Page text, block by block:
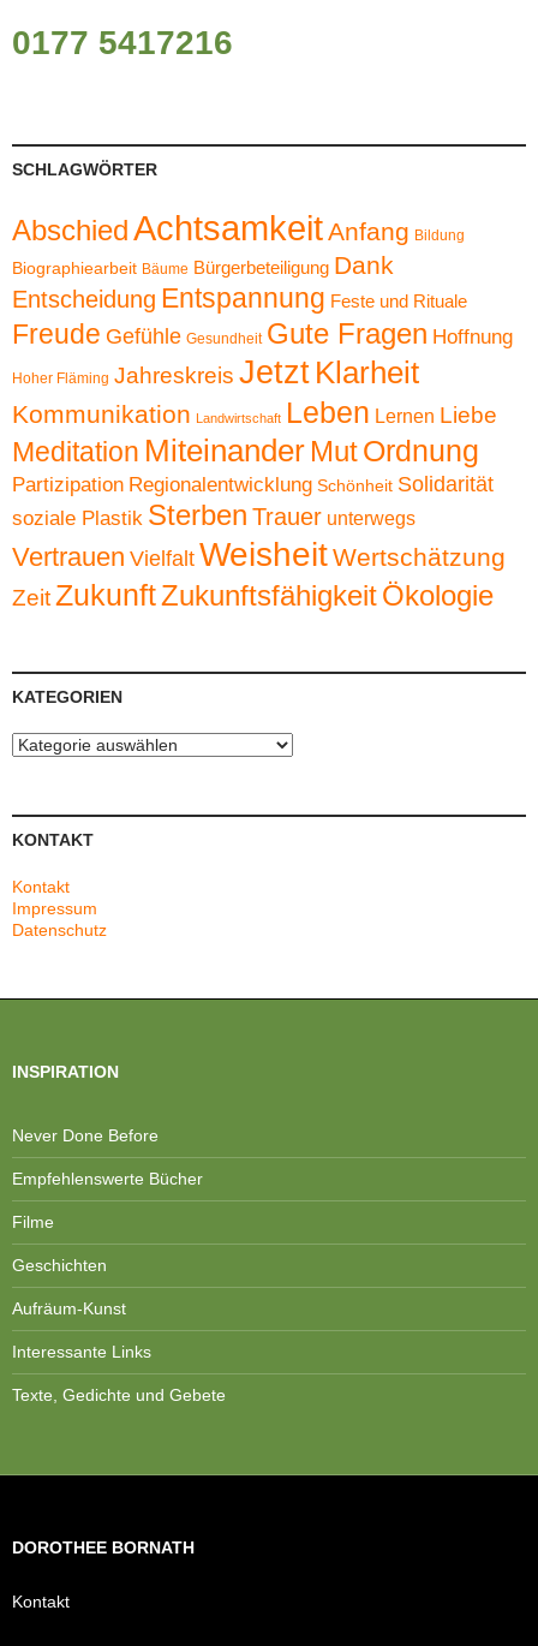
0177 5417216
SCHLAGWÖRTER
AbschiedAchtsamkeitAnfang Bildung
Biographiearbeit Bäume Bürgerbeteiligung Dank
Entscheidung Entspannung Feste und Rituale
Freude Gefühle Gesundheit Gute Fragen Hoffnung
Hoher Fläming Jahreskreis Jetzt Klarheit
Kommunikation Landwirtschaft Leben Lernen Liebe
Meditation Miteinander MutOrdnung
Partizipation Regionalentwicklung Schönheit Solidarität
soziale Plastik Sterben Trauer unterwegs
Vertrauen Vielfalt WeisheitWertschätzung
ZeitZukunftZukunftsfähigkeitÖkologie
KATEGORIEN
Kategorien
KONTAKT
Kontakt
Impressum
Datenschutz
INSPIRATION
Never Done Before
Empfehlenswerte Bücher
Filme
Geschichten
Aufräum-Kunst
Interessante Links
Texte, Gedichte und Gebete
DOROTHEE BORNATH
Kontakt